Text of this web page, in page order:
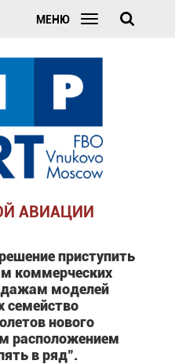
МЕНЮ
АВИАЦИИ
приступить
коммерческих
моделей
семейство
нового
расположением
в ряд".